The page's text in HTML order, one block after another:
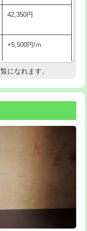
11,000円
33,000円
+8,800円
11,000円~
55,000円
42,350円
+5,500円/ｍ
現地調査
33,000円
8,800円
11,000円
になれます。